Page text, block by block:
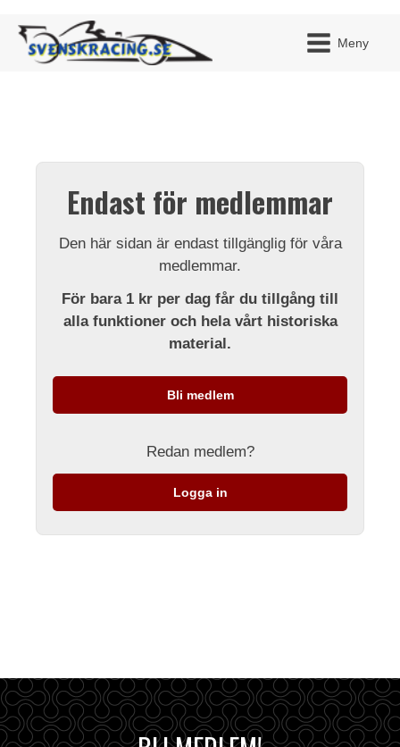
Meny
Endast för medlemmar
Den här sidan är endast tillgänglig för våra
medlemmar.
För bara 1 kr per dag får du tillgång till
alla funktioner och hela vårt historiska
material.
Bli medlem
Redan medlem?
Logga in